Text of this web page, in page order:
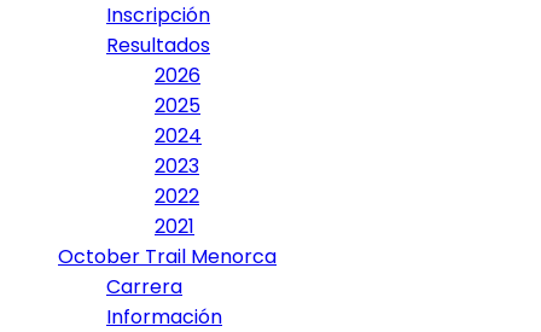
Inscripción
Resultados
2026
2025
2024
2023
2022
2021
October Trail Menorca
Carrera
Información